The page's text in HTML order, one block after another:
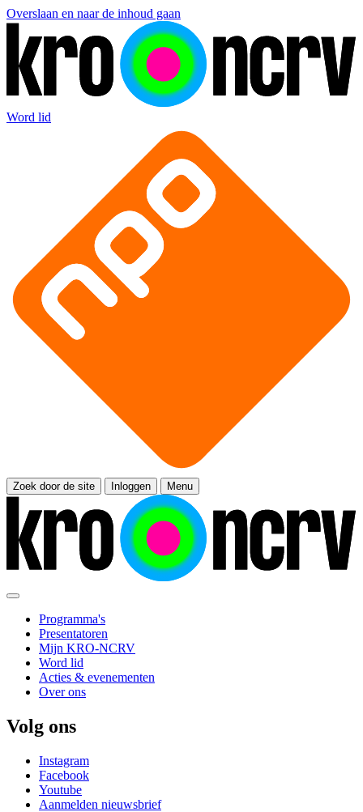
Overslaan en naar de inhoud gaan
Word lid
Zoek door de site Inloggen Menu
Programma's
Presentatoren
Mijn KRO-NCRV
Word lid
Acties & evenementen
Over ons
Volg ons
Instagram
Facebook
Youtube
Aanmelden nieuwsbrief